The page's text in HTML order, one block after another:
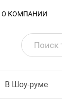
О КОМПАНИИ
В Шоу-руме